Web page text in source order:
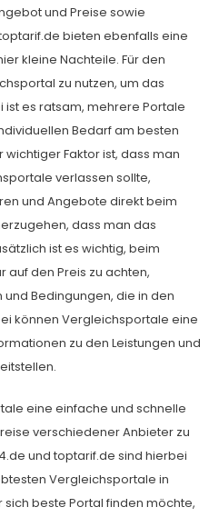
und Preise sowie
bieten ebenfalls eine
kleine Nachteile. Für den
zu nutzen, um das
es ratsam, mehrere Portale
Bedarf am besten
Faktor ist, dass man
verlassen sollte,
und Angebote direkt beim
dass man das
ist es wichtig, beim
auf den Preis zu achten,
Bedingungen, die in den
können Vergleichsportale eine
zu den Leistungen und
eine einfache und schnelle
verschiedener Anbieter zu
und toptarif.de sind hierbei
Vergleichsportale in
beste Portal finden möchte,